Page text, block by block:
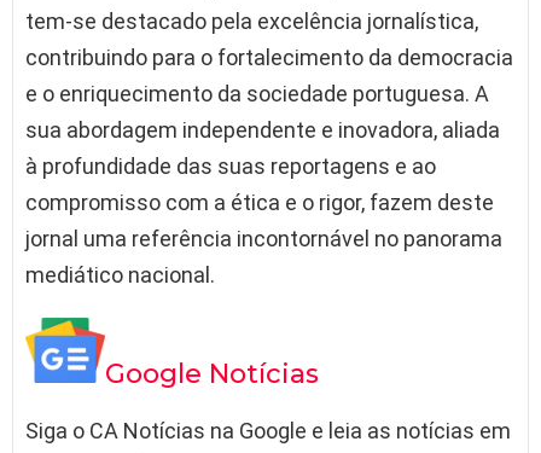
tem-se destacado pela excelência jornalística,
contribuindo para o fortalecimento da democracia
e o enriquecimento da sociedade portuguesa. A
sua abordagem independente e inovadora, aliada
à profundidade das suas reportagens e ao
compromisso com a ética e o rigor, fazem deste
jornal uma referência incontornável no panorama
mediático nacional.
Google Notícias
Siga o CA Notícias na Google e leia as notícias em